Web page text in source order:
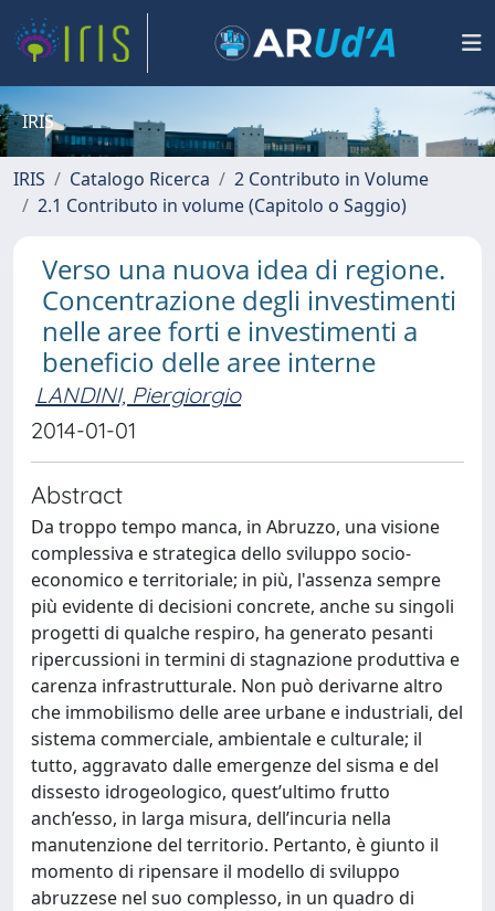
IRIS
IRIS Catalogo Ricerca
2 Contributo in Volume
2.1 Contributo in volume (Capitolo o Saggio)
Verso una nuova idea di regione.
Concentrazione degli investimenti
nelle aree forti e investimenti a
beneficio delle aree interne
LANDINI, Piergiorgio
2014-01-01
Abstract
Da troppo tempo manca, in Abruzzo, una visione
complessiva e strategica dello sviluppo socio-
economico e territoriale; in più, l'assenza sempre
più evidente di decisioni concrete, anche su singoli
progetti di qualche respiro, ha generato pesanti
ripercussioni in termini di stagnazione produttiva e
carenza infrastrutturale. Non può derivarne altro
che immobilismo delle aree urbane e industriali, del
sistema commerciale, ambientale e culturale; il
tutto, aggravato dalle emergenze del sisma e del
dissesto idrogeologico, quest’ultimo frutto
anch’esso, in larga misura, dell’incuria nella
manutenzione del territorio. Pertanto, è giunto il
momento di ripensare il modello di sviluppo
abruzzese nel suo complesso, in un quadro di